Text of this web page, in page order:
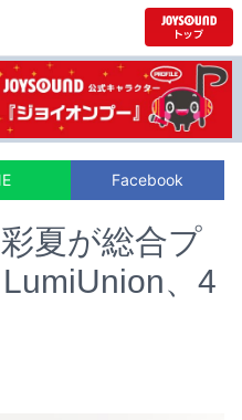
Facebook
夏が総合プ
、4